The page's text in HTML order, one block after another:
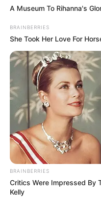
10 Pose Manekin Anti
Mainstream yang
Banget
8 Kata Lucu Seputar
Minggu ala Jomblo
Ngenes
A Museum To Rihanna's
BRAINBERRIES
She Took Her Love For
BRAINBERRIES
Critics Were Impressed By
Kelly